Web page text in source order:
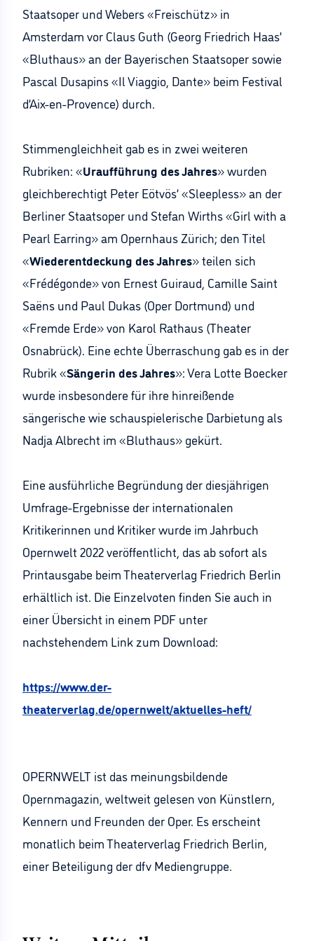
Staatsoper und Webers «Freischütz» in
Amsterdam vor Claus Guth (Georg Friedrich Haas’
«Bluthaus» an der Bayerischen Staatsoper sowie
Pascal Dusapins «Il Viaggio, Dante» beim Festival
d’Aix-en-Provence) durch.
Stimmengleichheit gab es in zwei weiteren
Rubriken: «Uraufführung des Jahres» wurden
gleichberechtigt Peter Eötvös’ «Sleepless» an der
Berliner Staatsoper und Stefan Wirths «Girl with a
Pearl Earring» am Opernhaus Zürich; den Titel
«Wiederentdeckung des Jahres» teilen sich
«Frédégonde» von Ernest Guiraud, Camille Saint
Saëns und Paul Dukas (Oper Dortmund) und
«Fremde Erde» von Karol Rathaus (Theater
Osnabrück). Eine echte Überraschung gab es in der
Rubrik «Sängerin des Jahres»: Vera Lotte Boecker
wurde insbesondere für ihre hinreißende
sängerische wie schauspielerische Darbietung als
Nadja Albrecht im «Bluthaus» gekürt.
Eine ausführliche Begründung der diesjährigen
Umfrage-Ergebnisse der internationalen
Kritikerinnen und Kritiker wurde im Jahrbuch
Opernwelt 2022 veröffentlicht, das ab sofort als
Printausgabe beim Theaterverlag Friedrich Berlin
erhältlich ist. Die Einzelvoten finden Sie auch in
einer Übersicht in einem PDF unter
nachstehendem Link zum Download:
https://www.der-
theaterverlag.de/opernwelt/aktuelles-heft/
OPERNWELT ist das meinungsbildende
Opernmagazin, weltweit gelesen von Künstlern,
Kennern und Freunden der Oper. Es erscheint
monatlich beim Theaterverlag Friedrich Berlin,
einer Beteiligung der dfv Mediengruppe.